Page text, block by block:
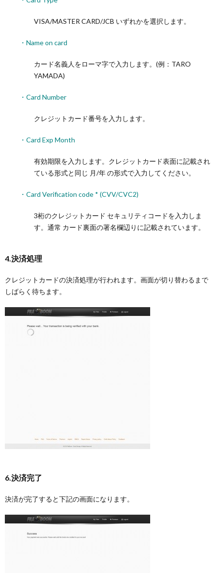
VISA/MASTER CARD/JCB いずれかを選択します。
・Name on card
カード名義人をローマ字で入力します。(例：TARO
YAMADA)
・Card Number
クレジットカード番号を入力します。
・Card Exp Month
有効期限を入力します。クレジットカード表面に記載され
ている形式と同じ 月/年 の形式で入力してください。
・Card Verification code * (CVV/CVC2)
3桁のクレジットカード セキュリティコードを入力しま
す。通常 カード裏面の署名欄辺りに記載されています。
4.決済処理
クレジットカードの決済処理が行われます。画面が切り替わるまで
しばらく待ちます。
6.決済完了
決済が完了すると下記の画面になります。